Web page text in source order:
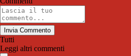
Invia Commento
Tutti
Leggi altri commenti